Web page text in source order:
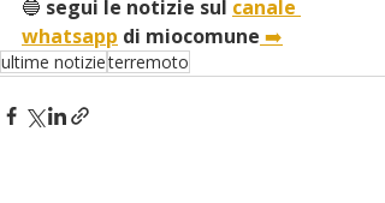
🔵 segui le notizie sul canale
whatsapp di miocomune ➡️
ultime notizieterremoto